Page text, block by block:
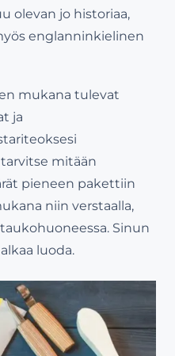
olevan jo historiaa,
englanninkielinen
mukana tulevat
ja
mitään
pieneen pakettiin
niin verstaalla,
Sinun
luoda.